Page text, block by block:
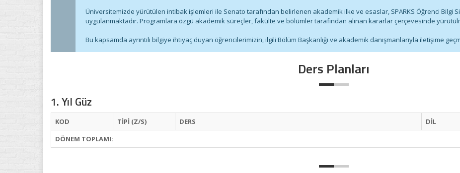
Üniversitemizde yürütülen intibak işlemleri ile Senato tarafından belirlenen akademik ilke ve esaslar, SPARKS Öğrenci Bilgi
uygulanmaktadır. Programlara özgü akademik süreçler, fakülte ve bölümler tarafından alınan kararlar çerçevesinde
Bu kapsamda ayrıntılı bilgiye ihtiyaç duyan öğrencilerimizin, ilgili Bölüm Başkanlığı ve akademik danışmanlarıyla iletişime
Ders Planları
1. Yıl Güz
KOD TİPİ (Z/S) DERS DİL
DÖNEM TOPLAMI: